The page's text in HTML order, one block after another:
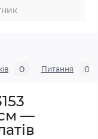
0 Питання 0
см —